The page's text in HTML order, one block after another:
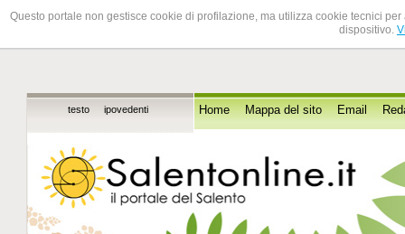
Questo portale non gestisce cookie di profilazione, ma utilizza cookie tecnici
dispositivo.
testo ipovedenti Home Mappa del sito Email